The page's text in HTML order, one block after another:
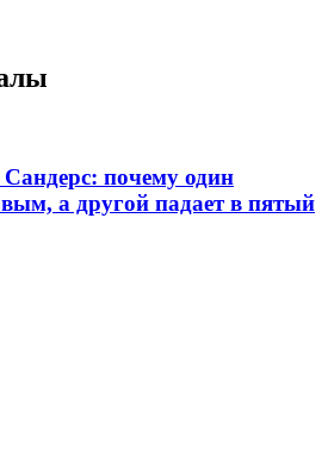
почему один
а другой падает в пятый